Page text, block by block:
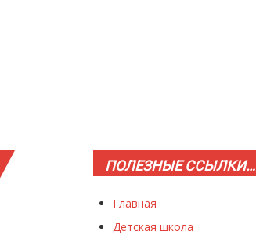
ПОЛЕЗНЫЕССЫЛКИ…
Главная
Детская школа